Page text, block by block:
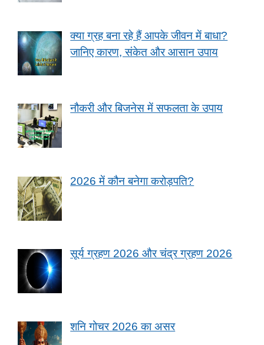
क्या ग्रह बना रहे हैं आपके जीवन में बाधा?
जानिए कारण, संकेत और आसान उपाय
नौकरी और बिजनेस में सफलता के उपाय
2026 में कौन बनेगा करोड़पति?
सूर्य ग्रहण 2026 और चंद्र ग्रहण 2026
शनि गोचर 2026 का असर